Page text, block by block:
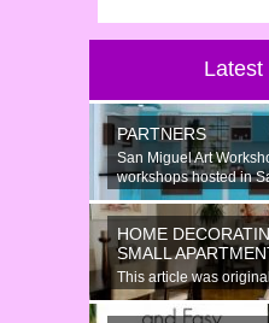
Latest
PARTNERS
San Miguel Art
workshops hosted in
HOME
SMALL
This article was
June 18, 2014.